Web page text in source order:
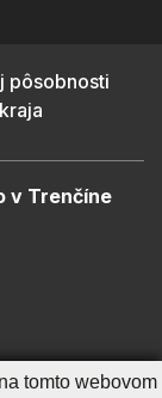
pôsobnosti
v Trenčíne
tomto webovom